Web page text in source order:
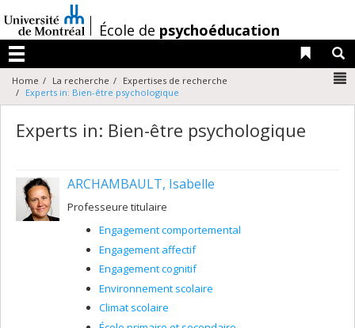
au
contenu
/École de psychoéducation
Menu
Liens
Home La recherche
Expertises de recherche
Experts in: Bien-être psychologique
Experts in: Bien-être psychologique
ARCHAMBAULT, Isabelle
Professeure titulaire
Engagement comportemental
Engagement affectif
Engagement cognitif
Environnement scolaire
Climat scolaire